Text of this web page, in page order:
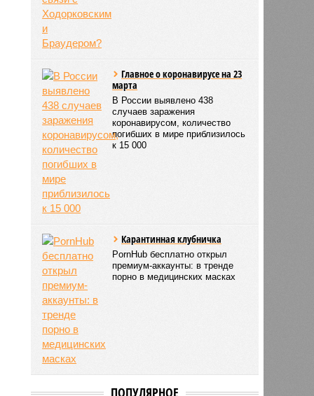
Главное о коронавирусе на 23
марта
В России выявлено 438
случаев заражения
коронавирусом, количество
погибших в мире приблизилось
к 15 000
Карантинная клубничка
PornHub бесплатно открыл
премиум-аккаунты: в тренде
порно в медицинских масках
ПОПУЛЯРНОЕ